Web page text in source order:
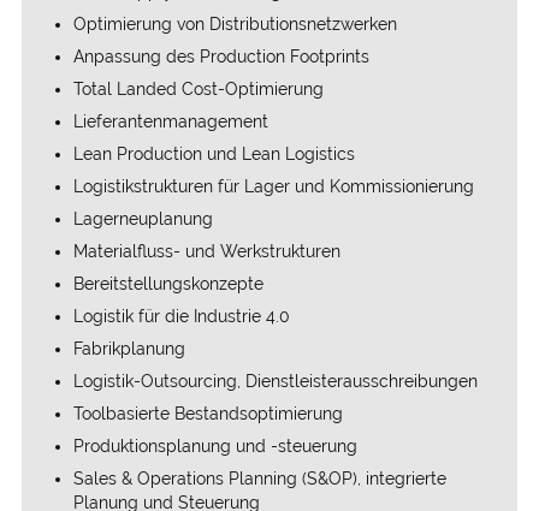
Optimierung von Distributions­netzwerken
Anpassung des Production Footprints
Total Landed Cost-Optimierung
Lieferanten­management
Lean Production und Lean Logistics
Logistik­strukturen für Lager und Kom­missionierung
Lagerneuplanung
Materialfluss- und Werk­­strukturen
Bereitstel­lungskonzepte
Logistik für die Industrie 4.0
Fabrikplanung
Logistik-Outsourcing, Dienstleister­ausschreibungen
Toolbasierte Bestandsoptimierung
Produktionsplanung und -steuerung
Sales & Operations Planning (S&OP), integrierte
Planung und Steuerung